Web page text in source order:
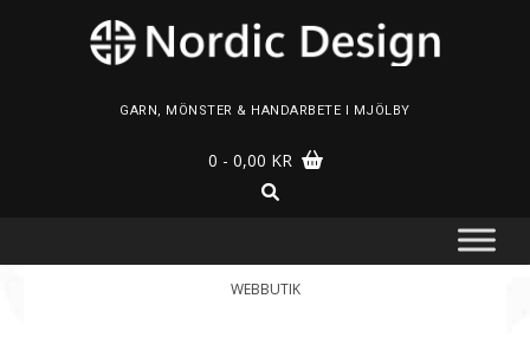
GARN, MÖNSTER & HANDARBETE I MJÖLBY
0 - 0,00 KR
WEBBUTIK